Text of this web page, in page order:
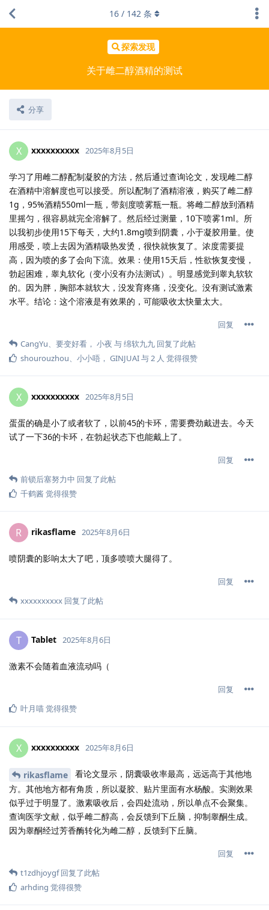
探索发现
关于雌二醇酒精的测试
分享
16 / 142 条
X xxxxxxxxxx 2025年8月5日
学习了用雌二醇配制凝胶的方法，然后通过查询论文，发现雌二醇
在酒精中溶解度也可以接受。所以配制了酒精溶液，购买了雌二醇
1g，95%酒精550ml一瓶，带刻度喷雾瓶一瓶。将雌二醇放到酒精
里摇匀，很容易就完全溶解了。然后经过测量，10下喷雾1ml。所
以我初步使用15下每天，大约1.8mg喷到阴囊，小于凝胶用量。使
用感受，喷上去因为酒精吸热发烫，很快就恢复了。浓度需要提
高，因为喷的多了会向下流。效果：使用15天后，性欲恢复变慢，
勃起困难，睾丸软化（变小没有办法测试）。明显感觉到睾丸软软
的。因为胖，胸部本就软大，没发育疼痛，没变化。没有测试激素
水平。结论：这个溶液是有效果的，可能吸收太快量太大。
回复
CangYu、 要变好看 ， 小夜 与绵软九九 回复了此帖
shourouzhou、 小小唔 ， GINJUAI与2 人 觉得很赞
X xxxxxxxxxx 2025年8月5日
蛋蛋的确是小了或者软了，以前45的卡环，需要费劲戴进去。今天
试了一下36的卡环，在勃起状态下也能戴上了。
回复
前锁后塞努力中 回复了此帖
千鹤酱觉得很赞
R rikasflame 2025年8月6日
喷阴囊的影响太大了吧，顶多喷喷大腿得了。
回复
xxxxxxxxxx 回复了此帖
T Tablet 2025年8月6日
激素不会随着血液流动吗（
回复
叶月喵觉得很赞
X xxxxxxxxxx 2025年8月6日
rikasflame
看论文显示，阴囊吸收率最高，远远高于其他地
方。其他地方都有角质，所以凝胶、贴片里面有水杨酸。实测效果
似乎过于明显了。激素吸收后，会四处流动，所以单点不会聚集。
查询医学文献，似乎雌二醇高，会反馈到下丘脑，抑制睾酮生成。
因为睾酮经过芳香酶转化为雌二醇，反馈到下丘脑。
回复
t1zdhjoygf回复了此帖
arhding 觉得很赞